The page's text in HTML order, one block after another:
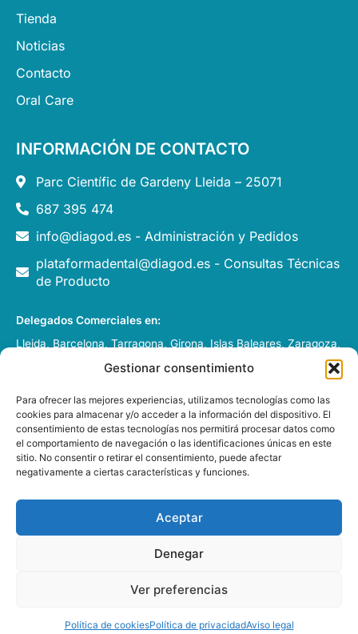
Gestionar consentimiento
Para ofrecer las mejores experiencias, utilizamos tecnologías como las
cookies para almacenar y/o acceder a la información del dispositivo. El
consentimiento de estas tecnologías nos permitirá procesar datos como
el comportamiento de navegación o las identificaciones únicas en este
sitio. No consentir o retirar el consentimiento, puede afectar
negativamente a ciertas características y funciones.
Aceptar
Denegar
Ver preferencias
Política de cookiesPolítica de privacidadAviso legal
Tienda
Noticias
Contacto
Oral Care
INFORMACIÓN DE CONTACTO
Parc Científic de Gardeny Lleida – 25071
687 395 474
info@diagod.es - Administración y Pedidos
plataformadental@diagod.es - Consultas Técnicas
de Producto
Delegados Comerciales en:
Lleida, Barcelona, Tarragona, Girona, Islas Baleares, Zaragoza,
Huesca, Pamplona y Andorra.
Italia, Francia y Portugal
DIAGOD GRUP S.L. – 2026 –Desarrollado por